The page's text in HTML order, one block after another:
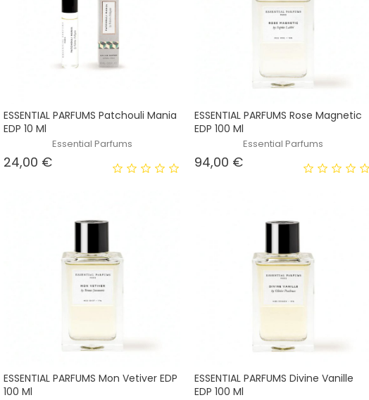
ESSENTIAL PARFUMS Patchouli Mania
EDP 10 Ml
Essential Parfums
24,00 €Prezzo
ESSENTIAL PARFUMS Rose Magnetic
EDP 100 Ml
Essential Parfums
94,00 €Prezzo
ESSENTIAL PARFUMS Mon Vetiver EDP
100 Ml
ESSENTIAL PARFUMS Divine Vanille
EDP 100 Ml